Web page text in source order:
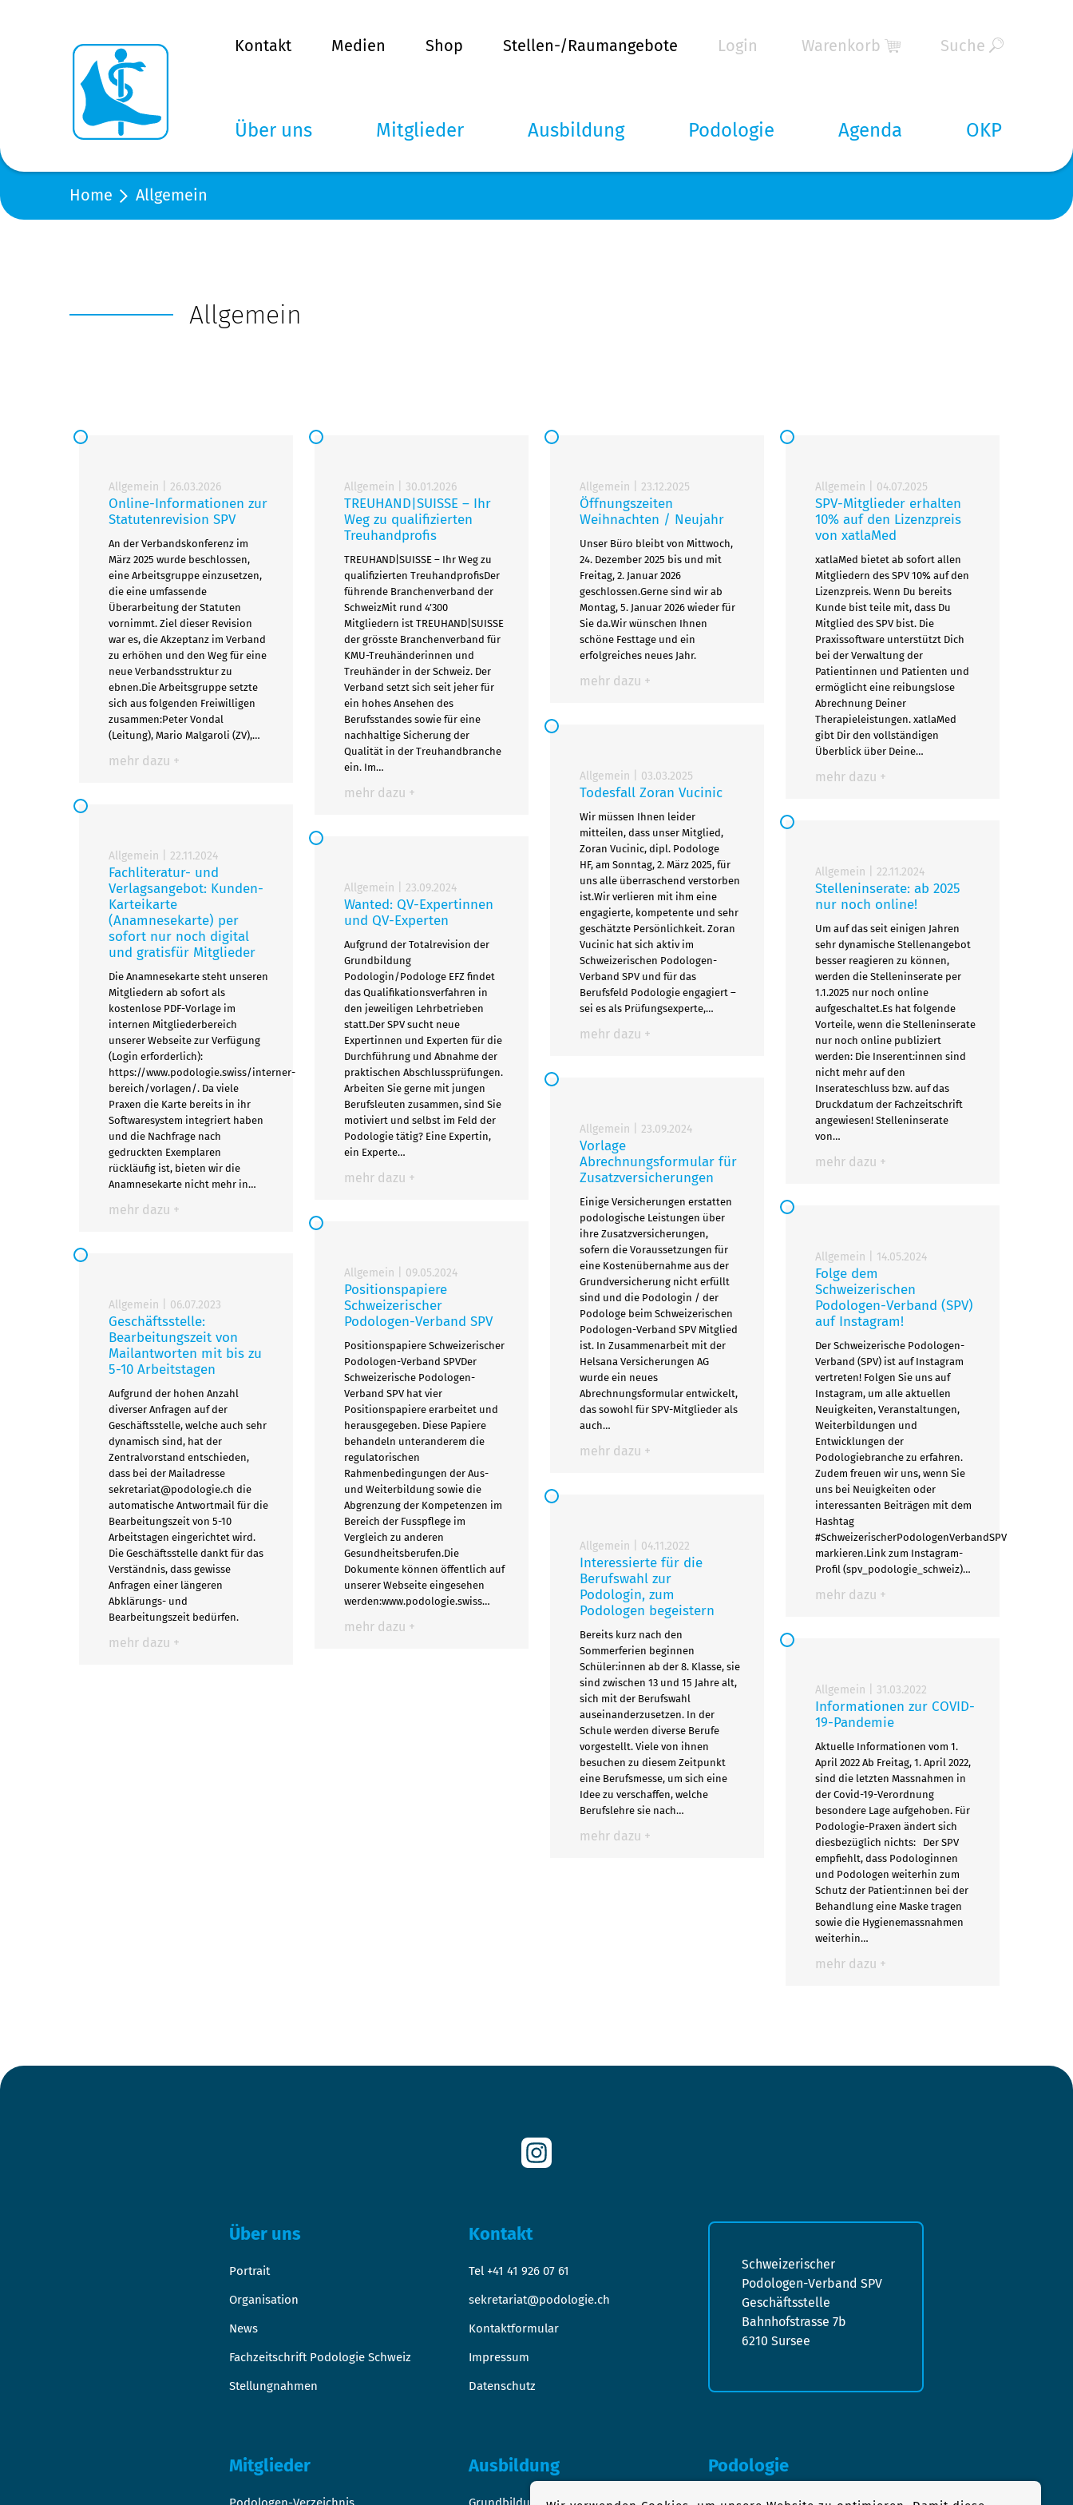
Kontakt Medien Shop Stellen-/Raumangebote Login Warenkorb Suche
Über uns Mitglieder Ausbildung Podologie Agenda OKP
Home Allgemein
Allgemein
Allgemein 26.03.2026
Online-Informationen zur
Statutenrevision SPV
An der Verbandskonferenz im
März 2025 wurde beschlossen,
eine Arbeitsgruppe einzusetzen,
die eine umfassende
Überarbeitung der Statuten
vornimmt. Ziel dieser Revision
war es, die Akzeptanz im Verband
zu erhöhen und den Weg für eine
neue Verbandsstruktur zu
ebnen.Die Arbeitsgruppe setzte
sich aus folgenden Freiwilligen
zusammen:Peter Vondal
(Leitung), Mario Malgaroli (ZV),…
mehr dazu +
Allgemein 30.01.2026
TREUHAND|SUISSE – Ihr
Weg zu qualifizierten
Treuhandprofis
TREUHAND|SUISSE – Ihr Weg zu
qualifizierten TreuhandprofisDer
führende Branchenverband der
SchweizMit rund 4’300
Mitgliedern ist TREUHAND|SUISSE
der grösste Branchenverband für
KMU-Treuhänderinnen und
Treuhänder in der Schweiz. Der
Verband setzt sich seit jeher für
ein hohes Ansehen des
Berufsstandes sowie für eine
nachhaltige Sicherung der
Qualität in der Treuhandbranche
ein. Im…
mehr dazu +
Allgemein 23.12.2025
Öffnungszeiten
Weihnachten / Neujahr
Unser Büro bleibt von Mittwoch,
24. Dezember 2025 bis und mit
Freitag, 2. Januar 2026
geschlossen.Gerne sind wir ab
Montag, 5. Januar 2026 wieder für
Sie da.Wir wünschen Ihnen
schöne Festtage und ein
erfolgreiches neues Jahr.
mehr dazu +
Allgemein 04.07.2025
SPV-Mitglieder erhalten
10% auf den Lizenzpreis
von xatlaMed
xatlaMed bietet ab sofort allen
Mitgliedern des SPV 10% auf den
Lizenzpreis. Wenn Du bereits
Kunde bist teile mit, dass Du
Mitglied des SPV bist. Die
Praxissoftware unterstützt Dich
bei der Verwaltung der
Patientinnen und Patienten und
ermöglicht eine reibungslose
Abrechnung Deiner
Therapieleistungen. xatlaMed
gibt Dir den vollständigen
Überblick über Deine…
mehr dazu +
Allgemein 03.03.2025
Todesfall Zoran Vucinic
Wir müssen Ihnen leider
mitteilen, dass unser Mitglied,
Zoran Vucinic, dipl. Podologe
HF, am Sonntag, 2. März 2025, für
uns alle überraschend verstorben
ist.Wir verlieren mit ihm eine
engagierte, kompetente und sehr
geschätzte Persönlichkeit. Zoran
Vucinic hat sich aktiv im
Schweizerischen Podologen-
Verband SPV und für das
Berufsfeld Podologie engagiert –
sei es als Prüfungsexperte,…
mehr dazu +
Allgemein 22.11.2024
Fachliteratur- und
Verlagsangebot: Kunden-
Karteikarte
(Anamnesekarte) per
sofort nur noch digital
und gratisfür Mitglieder
Die Anamnesekarte steht unseren
Mitgliedern ab sofort als
kostenlose PDF-Vorlage im
internen Mitgliederbereich
unserer Webseite zur Verfügung
(Login erforderlich):
https://www.podologie.swiss/interner-
bereich/vorlagen/. Da viele
Praxen die Karte bereits in ihr
Softwaresystem integriert haben
und die Nachfrage nach
gedruckten Exemplaren
rückläufig ist, bieten wir die
Anamnesekarte nicht mehr in…
mehr dazu +
Allgemein 22.11.2024
Stelleninserate: ab 2025
nur noch online!
Um auf das seit einigen Jahren
sehr dynamische Stellenangebot
besser reagieren zu können,
werden die Stelleninserate per
1.1.2025 nur noch online
aufgeschaltet.Es hat folgende
Vorteile, wenn die Stelleninserate
nur noch online publiziert
werden: Die Inserent:innen sind
nicht mehr auf den
Inserateschluss bzw. auf das
Druckdatum der Fachzeitschrift
angewiesen! Stelleninserate
von…
mehr dazu +
Allgemein 23.09.2024
Wanted: QV-Expertinnen
und QV-Experten
Aufgrund der Totalrevision der
Grundbildung
Podologin/Podologe EFZ findet
das Qualifikationsverfahren in
den jeweiligen Lehrbetrieben
statt.Der SPV sucht neue
Expertinnen und Experten für die
Durchführung und Abnahme der
praktischen Abschlussprüfungen.
Arbeiten Sie gerne mit jungen
Berufsleuten zusammen, sind Sie
motiviert und selbst im Feld der
Podologie tätig? Eine Expertin,
ein Experte…
mehr dazu +
Allgemein 23.09.2024
Vorlage
Abrechnungsformular für
Zusatzversicherungen
Einige Versicherungen erstatten
podologische Leistungen über
ihre Zusatzversicherungen,
sofern die Voraussetzungen für
eine Kostenübernahme aus der
Grundversicherung nicht erfüllt
sind und die Podologin / der
Podologe beim Schweizerischen
Podologen-Verband SPV Mitglied
ist. In Zusammenarbeit mit der
Helsana Versicherungen AG
wurde ein neues
Abrechnungsformular entwickelt,
das sowohl für SPV-Mitglieder als
auch…
mehr dazu +
Allgemein 14.05.2024
Folge dem
Schweizerischen
Podologen-Verband (SPV)
auf Instagram!
Der Schweizerische Podologen-
Verband (SPV) ist auf Instagram
vertreten! Folgen Sie uns auf
Instagram, um alle aktuellen
Neuigkeiten, Veranstaltungen,
Weiterbildungen und
Entwicklungen der
Podologiebranche zu erfahren.
Zudem freuen wir uns, wenn Sie
uns bei Neuigkeiten oder
interessanten Beiträgen mit dem
Hashtag
#SchweizerischerPodologenVerbandSPV
markieren.Link zum Instagram-
Profil (spv_podologie_schweiz)…
mehr dazu +
Allgemein 09.05.2024
Positionspapiere
Schweizerischer
Podologen-Verband SPV
Positionspapiere Schweizerischer
Podologen-Verband SPVDer
Schweizerische Podologen-
Verband SPV hat vier
Positionspapiere erarbeitet und
herausgegeben. Diese Papiere
behandeln unteranderem die
regulatorischen
Rahmenbedingungen der Aus-
und Weiterbildung sowie die
Abgrenzung der Kompetenzen im
Bereich der Fusspflege im
Vergleich zu anderen
Gesundheitsberufen.Die
Dokumente können öffentlich auf
unserer Webseite eingesehen
werden:www.podologie.swiss…
mehr dazu +
Allgemein 06.07.2023
Geschäftsstelle:
Bearbeitungszeit von
Mailantworten mit bis zu
5-10 Arbeitstagen
Aufgrund der hohen Anzahl
diverser Anfragen auf der
Geschäftsstelle, welche auch sehr
dynamisch sind, hat der
Zentralvorstand entschieden,
dass bei der Mailadresse
sekretariat@podologie.ch die
automatische Antwortmail für die
Bearbeitungszeit von 5-10
Arbeitstagen eingerichtet wird.
Die Geschäftsstelle dankt für das
Verständnis, dass gewisse
Anfragen einer längeren
Abklärungs- und
Bearbeitungszeit bedürfen.
mehr dazu +
Allgemein 04.11.2022
Interessierte für die
Berufswahl zur
Podologin, zum
Podologen begeistern
Bereits kurz nach den
Sommerferien beginnen
Schüler:innen ab der 8. Klasse, sie
sind zwischen 13 und 15 Jahre alt,
sich mit der Berufswahl
auseinanderzusetzen. In der
Schule werden diverse Berufe
vorgestellt. Viele von ihnen
besuchen zu diesem Zeitpunkt
eine Berufsmesse, um sich eine
Idee zu verschaffen, welche
Berufslehre sie nach…
mehr dazu +
Allgemein 31.03.2022
Informationen zur COVID-
19-Pandemie
Aktuelle Informationen vom 1.
April 2022 Ab Freitag, 1. April 2022,
sind die letzten Massnahmen in
der Covid-19-Verordnung
besondere Lage aufgehoben. Für
Podologie-Praxen ändert sich
diesbezüglich nichts: Der SPV
empfiehlt, dass Podologinnen
und Podologen weiterhin zum
Schutz der Patient:innen bei der
Behandlung eine Maske tragen
sowie die Hygienemassnahmen
weiterhin…
mehr dazu +
Über uns
Portrait
Organisation
News
Fachzeitschrift Podologie Schweiz
Stellungnahmen
Kontakt
Tel +41 41 926 07 61
sekretariat@podologie.ch
Kontaktformular
Impressum
Datenschutz
Schweizerischer
Podologen-Verband SPV
Geschäftsstelle
Bahnhofstrasse 7b
6210 Sursee
Mitglieder Ausbildung Podologie